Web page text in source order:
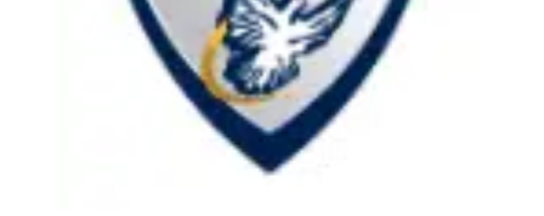
NOUS CONTACTER